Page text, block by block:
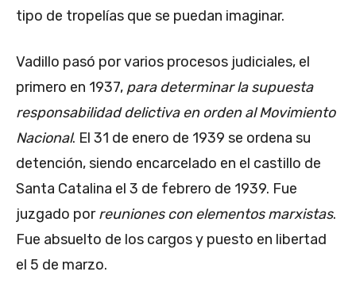
tipo de tropelías que se puedan imaginar.
Vadillo pasó por varios procesos judiciales, el
primero en 1937, para determinar la supuesta
responsabilidad delictiva en orden al Movimiento
Nacional. El 31 de enero de 1939 se ordena su
detención, siendo encarcelado en el castillo de
Santa Catalina el 3 de febrero de 1939. Fue
juzgado porreuniones con elementos marxistas.
Fue absuelto de los cargos y puesto en libertad
el 5 de marzo.